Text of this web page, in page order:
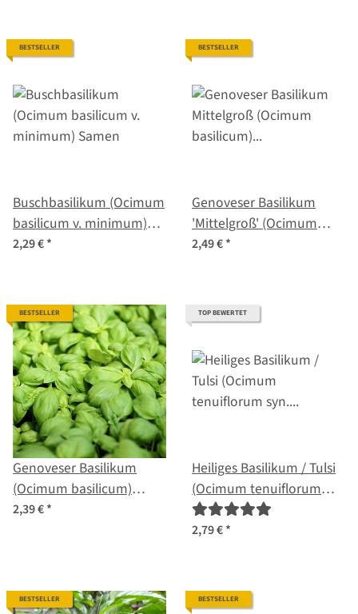
BESTSELLER
Buschbasilikum (Ocimum
basilicum v. minimum)
Samen
2,29 €*
BESTSELLER
Genoveser Basilikum
'Mittelgroß' (Ocimum
basilicum) Bio Saatgut
2,49 €*
BESTSELLER
Genoveser Basilikum
(Ocimum basilicum)
Samen
2,39 €*
TOP BEWERTET
Heiliges Basilikum / Tulsi
(Ocimum tenuiflorum
syn. sanctum )
2,79 €*
BESTSELLER BESTSELLER